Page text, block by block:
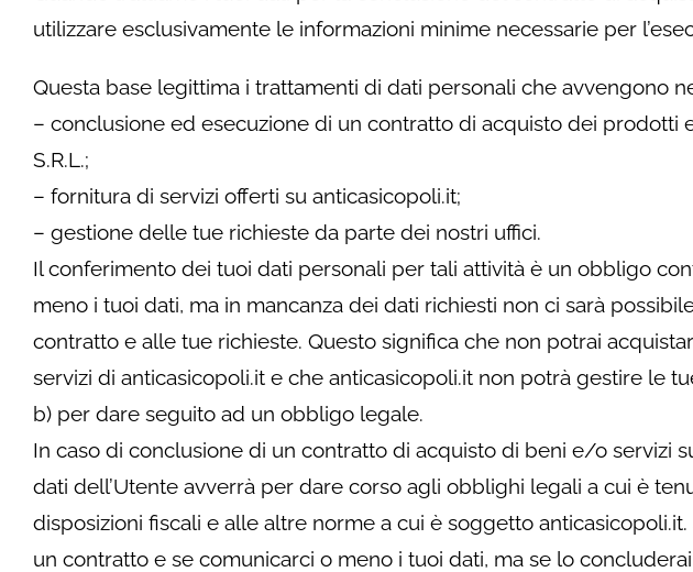
utilizzare esclusivamente le informazioni minime necessarie per
Questa base legittima i trattamenti di dati personali che avvengono
– conclusione ed esecuzione di un contratto di acquisto dei prodotti
S.R.L.;
– fornitura di servizi offerti su anticasicopoli.it;
– gestione delle tue richieste da parte dei nostri uffici.
Il conferimento dei tuoi dati personali per tali attività è un obbligo
meno i tuoi dati, ma in mancanza dei dati richiesti non ci sarà
contratto e alle tue richieste. Questo significa che non potrai
servizi di anticasicopoli.it e che anticasicopoli.it non potrà gestire le
b) per dare seguito ad un obbligo legale.
In caso di conclusione di un contratto di acquisto di beni e/o servizi
dati dell’Utente avverrà per dare corso agli obblighi legali a cui è
disposizioni fiscali e alle altre norme a cui è soggetto
un contratto e se comunicarci o meno i tuoi dati, ma se lo